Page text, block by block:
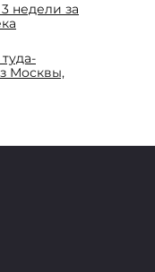
недели за
Москвы,